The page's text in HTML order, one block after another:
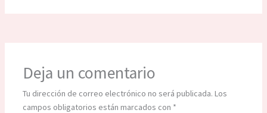
Deja un comentario
Tu dirección de correo electrónico no será publicada. Los
campos obligatorios están marcados con *